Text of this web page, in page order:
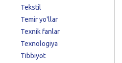
Tekstil
Temir yo'llar
Texnik fanlar
Texnologiya
Tibbiyot